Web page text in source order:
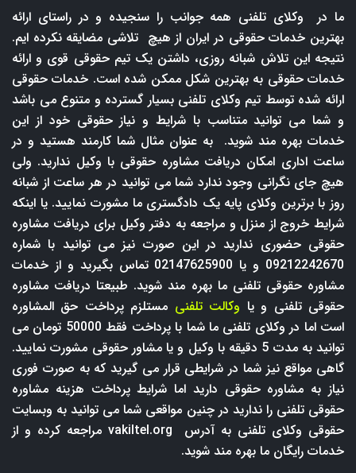
ما در وکلای تلفنی همه جوانب را سنجیده و در راستای ارائه
بهترین خدمات حقوقی در ایران از هیچ تلاشی مضایقه نکرده ایم.
نتیجه این تلاش شبانه روزی، داشتن یک تیم حقوقی قوی و ارائه
خدمات حقوقی به بهترین شکل ممکن شده است. خدمات حقوقی
ارائه شده توسط تیم وکلای تلفنی بسیار گسترده و متنوع می باشد
و شما می توانید متناسب با شرایط و نیاز حقوقی خود از این
خدمات بهره مند شوید. به عنوان مثال شما کارمند هستید و در
ساعت اداری امکان دریافت مشاوره حقوقی با وکیل ندارید. ولی
هیچ جای نگرانی وجود ندارد شما می توانید در هر ساعت از شبانه
روز با برترین وکلای پایه یک دادگستری ما مشورت نمایید. یا اینکه
شرایط خروج از منزل و مراجعه به دفتر وکیل برای دریافت مشاوره
حقوقی حضوری ندارید در این صورت نیز می توانید با شماره
09212242670 و یا 02147625900 تماس بگیرید و از خدمات
مشاوره حقوقی تلفنی ما بهره مند شوید. طبیعتا دریافت مشاوره
حقوقی تلفنی و یا وکالت تلفنی مستلزم پرداخت حق المشاوره
است اما در وکلای تلفنی ما شما با پرداخت فقط 50000 تومان می
توانید به مدت 5 دقیقه با وکیل و یا مشاور حقوقی مشورت نمایید.
گاهی مواقع نیز شما در شرایطی قرار می گیرید که به صورت فوری
نیاز به مشاوره حقوقی دارید اما شرایط پرداخت هزینه مشاوره
حقوقی تلفنی را ندارید در چنین مواقعی شما می توانید به وبسایت
حقوقی وکلای تلفنی به آدرس
vakiltel.org مراجعه کرده و از
خدمات رایگان ما بهره مند شوید.